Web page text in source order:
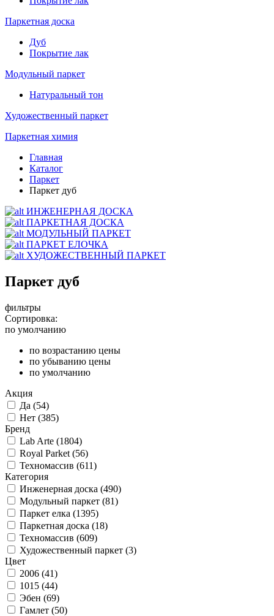
Паркетная доска
Дуб
Покрытие лак
Модульный паркет
Натуральный тон
Художественный паркет
Паркетная химия
Главная
Каталог
Паркет
Паркет дуб
ИНЖЕНЕРНАЯ ДОСКА
ПАРКЕТНАЯ ДОСКА
МОДУЛЬНЫЙ ПАРКЕТ
ПАРКЕТ ЕЛОЧКА
ХУДОЖЕСТВЕННЫЙ ПАРКЕТ
Паркет дуб
фильтры
Сортировка:
по умолчанию
по возрастанию цены
по убыванию цены
по умолчанию
Акция
Да (54)
Нет (385)
Бренд
Lab Arte (1804)
Royal Parket (56)
Техномассив (611)
Категория
Инженерная доска (490)
Модульный паркет (81)
Паркет елка (1395)
Паркетная доска (18)
Техномассив (609)
Художественный паркет (3)
Цвет
2006 (41)
1015 (44)
Эбен (69)
Гамлет (50)